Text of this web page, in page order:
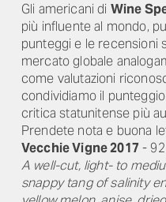
Gli americani di Wine
più influente al mondo,
punteggi e le recensioni
mercato globale
come valutazioni
condividiamo il
critica statunitense più
Prendete nota e buona
Vecchie Vigne 2017 -
A well-cut, light- to
snappy tang of salinity